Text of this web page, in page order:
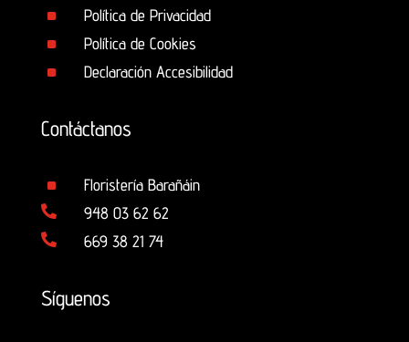
^ Política de Privacidad
^ Política de Cookies
^ Declaración Accesibilidad
Contáctanos
^ Floristería Barañáin
 948 03 62 62
 669 38 21 74
Síguenos